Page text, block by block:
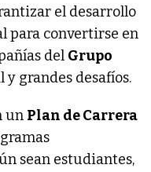
el desarrollo
para convertirse en
del Grupo
y grandes desafíos.
un Plan de Carrera
sean estudiantes,